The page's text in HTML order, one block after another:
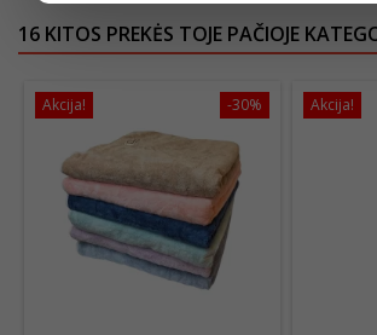
16 KITOS PREKĖS TOJE PAČIOJE
-30%
Akcija! Akcija!